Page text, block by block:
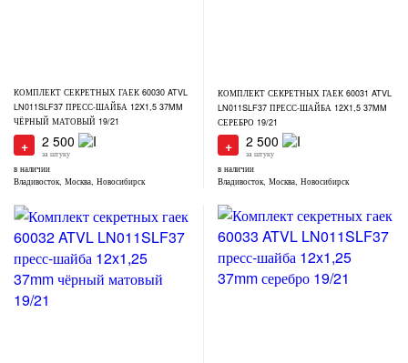
КОМПЛЕКТ СЕКРЕТНЫХ ГАЕК 60030 ATVL
LN011SLF37 ПРЕСС-ШАЙБА 12X1,5 37MM
ЧЁРНЫЙ МАТОВЫЙ 19/21
+ 2 500
за штуку
в наличии
Владивосток, Москва, Новосибирск
КОМПЛЕКТ СЕКРЕТНЫХ ГАЕК 60031 ATVL
LN011SLF37 ПРЕСС-ШАЙБА 12X1,5 37MM
СЕРЕБРО 19/21
+ 2 500
за штуку
в наличии
Владивосток, Москва, Новосибирск